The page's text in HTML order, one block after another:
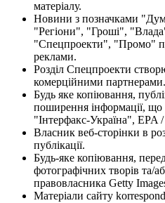
матеріалу.
Новини з позначками
"Регіони", "Гроші",
"Спецпроекти", "Промо"
реклами.
Розділ Спецпроекти
комерційними партнерами.
Будь яке копіювання,
поширення інформації, що
"Інтерфакс-Україна", EPA
Власник веб-сторінки в
публікації.
Будь-яке копіювання,
фотографічних творів та/
правовласника Getty
Матеріали сайту